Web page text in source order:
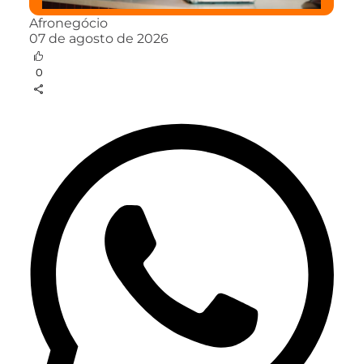
Afronegócio
07 de agosto de 2026
0